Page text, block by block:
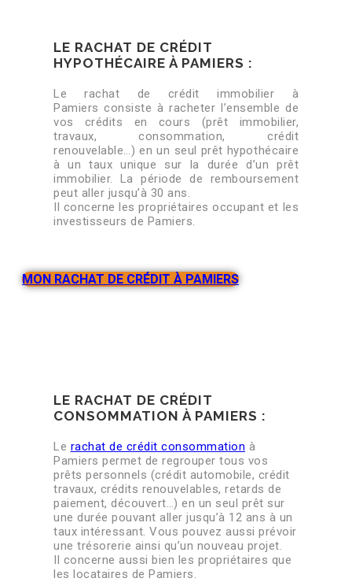
LE RACHAT DE CRÉDIT
HYPOTHÉCAIRE À PAMIERS :
Le rachat de crédit immobilier à
Pamiers consiste à racheter l’ensemble de
vos crédits en cours (prêt immobilier,
travaux, consommation, crédit
renouvelable…) en un seul prêt hypothécaire
à un taux unique sur la durée d’un prêt
immobilier. La période de remboursement
peut aller jusqu’à 30 ans.
Il concerne les propriétaires occupant et les
investisseurs de Pamiers.
MON RACHAT DE CRÉDIT À PAMIERS
LE RACHAT DE CRÉDIT
CONSOMMATION À PAMIERS :
Le rachat de crédit consommation à
Pamiers permet de regrouper tous vos
prêts personnels (crédit automobile, crédit
travaux, crédits renouvelables, retards de
paiement, découvert…) en un seul prêt sur
une durée pouvant aller jusqu’à 12 ans à un
taux intéressant. Vous pouvez aussi prévoir
une trésorerie ainsi qu’un nouveau projet.
Il concerne aussi bien les propriétaires que
les locataires de Pamiers.